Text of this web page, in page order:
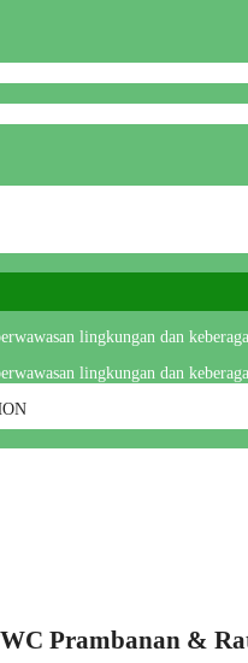
lingkungan dan
lingkungan dan
Prambanan &